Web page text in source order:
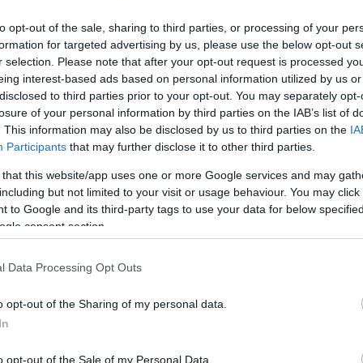
opt-out of the sale, sharing to third parties, or processing of your
for targeted advertising by us, please use the below opt-out
selection. Please note that after your opt-out request is processed
interest-based ads based on personal information utilized by us
to third parties prior to your opt-out. You may separately
of your personal information by third parties on the IAB’s list of
This information may also be disclosed by us to third parties on the
Participants that may further disclose it to other third parties.
that this website/app uses one or more Google services and may
but not limited to your visit or usage behaviour. You may
to Google and its third-party tags to use your data for below
consent section.
Data Processing Opt Outs
opt-out of the Sharing of my personal data.
opt-out of the Sale of my Personal Data.
elkerülné a propagandát,iratkozzon fel hírlevelünkre!
ideés csatlakozzon adománygyűjtésünkhöz!
,verseny,vízilabda
Megnéztük a jászszentandrási hulladékbotrány
helyszínét